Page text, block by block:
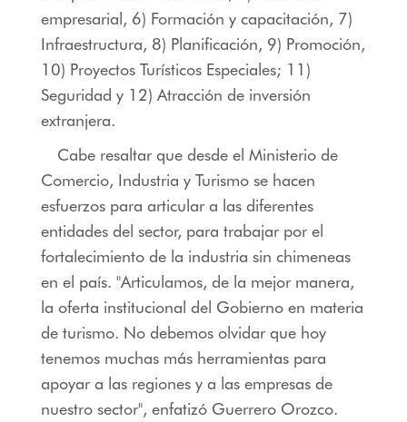
empresarial, 6) Formación y capacitación, 7)
Infraestructura, 8) Planificación, 9) Promoción,
10) Proyectos Turísticos Especiales; 11)
Seguridad y 12) Atracción de inversión
extranjera.
Cabe resaltar que desde el Ministerio de
Comercio, Industria y Turismo se hacen
esfuerzos para articular a las diferentes
entidades del sector, para trabajar por el
fortalecimiento de la industria sin chimeneas
en el país. "Articulamos, de la mejor manera,
la oferta institucional del Gobierno en materia
de turismo. No debemos olvidar que hoy
tenemos muchas más herramientas para
apoyar a las regiones y a las empresas de
nuestro sector", enfatizó Guerrero Orozco.